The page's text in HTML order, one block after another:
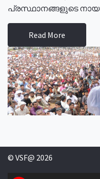
പ്രസ്ഥാനങ്ങളുടെ
Read More
© VSF@ 2026